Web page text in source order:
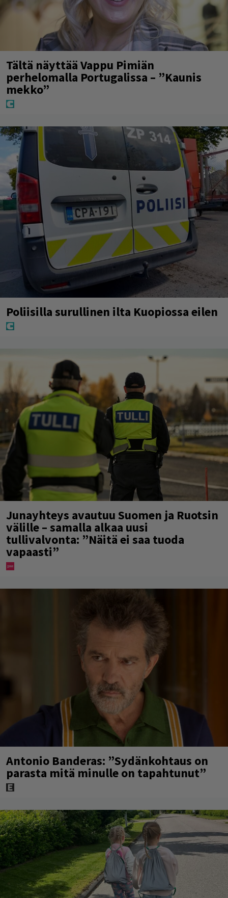
Tältä näyttää Vappu Pimiän
perhelomalla Portugalissa – ”Kaunis
mekko”
Poliisilla surullinen ilta Kuopiossa eilen
Junayhteys avautuu Suomen ja Ruotsin
välille – samalla alkaa uusi
tullivalvonta: ”Näitä ei saa tuoda
vapaasti”
Antonio Banderas: ”Sydänkohtaus on
parasta mitä minulle on tapahtunut”